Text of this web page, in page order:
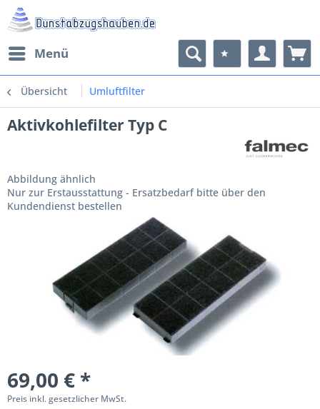
Menü
Übersicht Umluftfilter
Aktivkohlefilter Typ C
Abbildung ähnlich
Nur zur Erstausstattung - Ersatzbedarf bitte über den
Kundendienst bestellen
69,00 € *
Preis inkl. gesetzlicher MwSt.